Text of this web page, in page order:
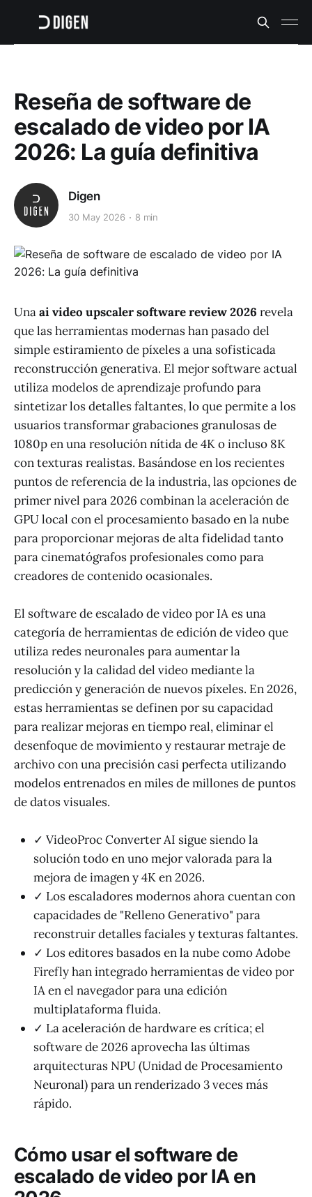
Reseña de software de
escalado de video por IA
2026: La guía definitiva
Digen
30 May 2026 8 min
Unaai video upscaler software review 2026 revela
que las herramientas modernas han pasado del
simple estiramiento de píxeles a una sofisticada
reconstrucción generativa. El mejor software actual
utiliza modelos de aprendizaje profundo para
sintetizar los detalles faltantes, lo que permite a los
usuarios transformar grabaciones granulosas de
1080p en una resolución nítida de 4K o incluso 8K
con texturas realistas. Basándose en los recientes
puntos de referencia de la industria, las opciones de
primer nivel para 2026 combinan la aceleración de
GPU local con el procesamiento basado en la nube
para proporcionar mejoras de alta fidelidad tanto
para cinematógrafos profesionales como para
creadores de contenido ocasionales.
El software de escalado de video por IA es una
categoría de herramientas de edición de video que
utiliza redes neuronales para aumentar la
resolución y la calidad del video mediante la
predicción y generación de nuevos píxeles. En 2026,
estas herramientas se definen por su capacidad
para realizar mejoras en tiempo real, eliminar el
desenfoque de movimiento y restaurar metraje de
archivo con una precisión casi perfecta utilizando
modelos entrenados en miles de millones de puntos
de datos visuales.
✓ VideoProc Converter AI sigue siendo la
solución todo en uno mejor valorada para la
mejora de imagen y 4K en 2026.
✓ Los escaladores modernos ahora cuentan con
capacidades de "Relleno Generativo" para
reconstruir detalles faciales y texturas faltantes.
✓ Los editores basados en la nube como Adobe
Firefly han integrado herramientas de video por
IA en el navegador para una edición
multiplataforma fluida.
✓ La aceleración de hardware es crítica; el
software de 2026 aprovecha las últimas
arquitecturas NPU (Unidad de Procesamiento
Neuronal) para un renderizado 3 veces más
rápido.
Cómo usar el software de
escalado de video por IA en